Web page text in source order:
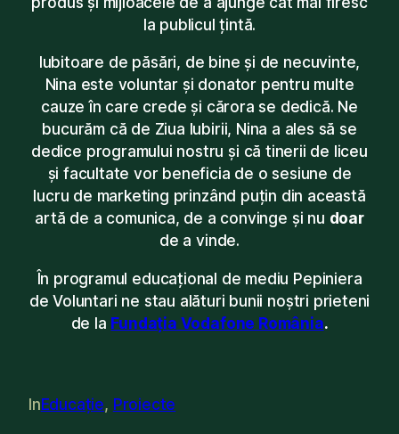
la publicul țintă.
Iubitoare de păsări, de bine și de necuvinte,
Nina este voluntar și donator pentru multe
cauze în care crede și cărora se dedică. Ne
bucurăm că de Ziua Iubirii, Nina a ales să se
dedice programului nostru și că tinerii de liceu
și facultate vor beneficia de o sesiune de
lucru de marketing prinzând puțin din această
artă de a comunica, de a convinge și nu doar
de a vinde.
În programul educațional de mediu Pepiniera
de Voluntari ne stau alături bunii noștri prieteni
de la Fundația Vodafone România.
InEducație, Proiecte